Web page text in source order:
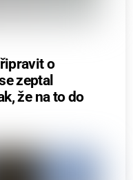
o
zeptal
že na to do